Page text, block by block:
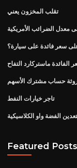
تقلب المخزون يعني
معدل الضرائب الأمريكية
سعر فائدة على سيارة؟
الفائدة ماستركارد التفاح
حساب مشترك الأسهم
تاجر خيارات النفط
الفضة واو الكلاسيكية
Featured Posts